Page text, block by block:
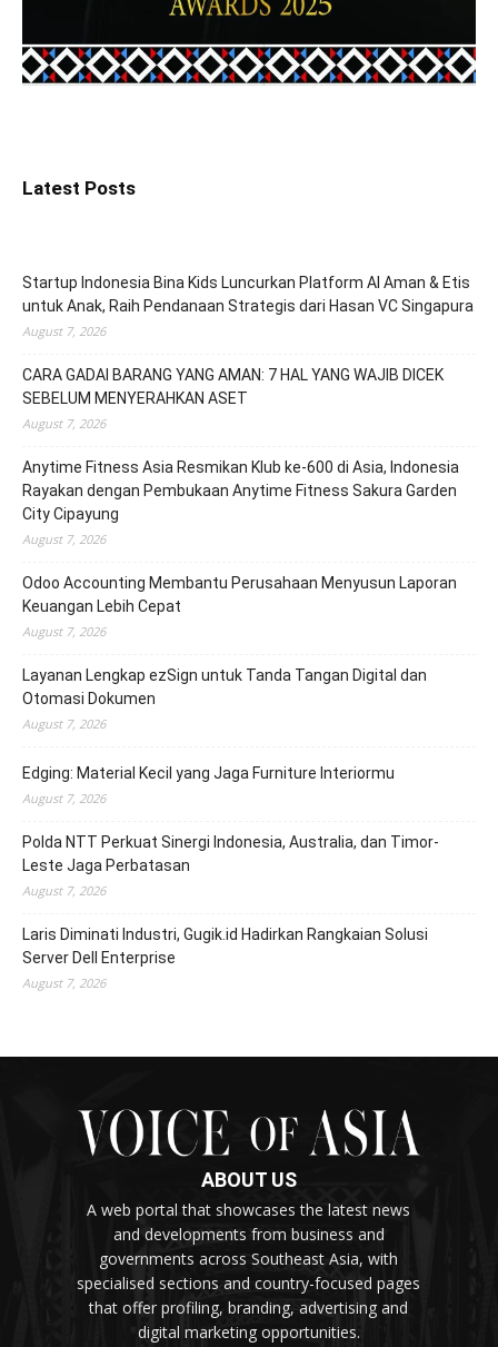
Latest Posts
Startup Indonesia Bina Kids Luncurkan Platform AI Aman & Etis
untuk Anak, Raih Pendanaan Strategis dari Hasan VC Singapura
August 7, 2026
CARA GADAI BARANG YANG AMAN: 7 HAL YANG WAJIB DICEK
SEBELUM MENYERAHKAN ASET
August 7, 2026
Anytime Fitness Asia Resmikan Klub ke-600 di Asia, Indonesia
Rayakan dengan Pembukaan Anytime Fitness Sakura Garden
City Cipayung
August 7, 2026
Odoo Accounting Membantu Perusahaan Menyusun Laporan
Keuangan Lebih Cepat
August 7, 2026
Layanan Lengkap ezSign untuk Tanda Tangan Digital dan
Otomasi Dokumen
August 7, 2026
Edging: Material Kecil yang Jaga Furniture Interiormu
August 7, 2026
Polda NTT Perkuat Sinergi Indonesia, Australia, dan Timor-
Leste Jaga Perbatasan
August 7, 2026
Laris Diminati Industri, Gugik.id Hadirkan Rangkaian Solusi
Server Dell Enterprise
August 7, 2026
ABOUT US
A web portal that showcases the latest news
and developments from business and
governments across Southeast Asia, with
specialised sections and country-focused pages
that offer profiling, branding, advertising and
digital marketing opportunities.